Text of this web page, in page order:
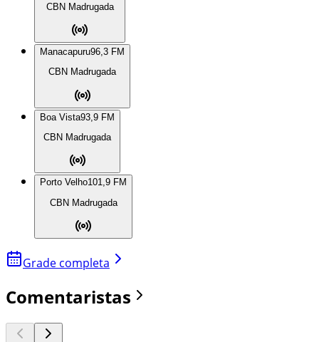
CBN Madrugada
Manacapuru96,3 FM
CBN Madrugada
Boa Vista93,9 FM
CBN Madrugada
Porto Velho101,9 FM
CBN Madrugada
Grade completa
Comentaristas